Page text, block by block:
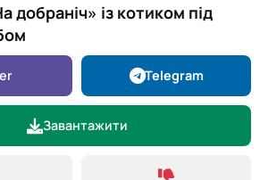
добраніч» із котиком під
Telegram
Завантажити